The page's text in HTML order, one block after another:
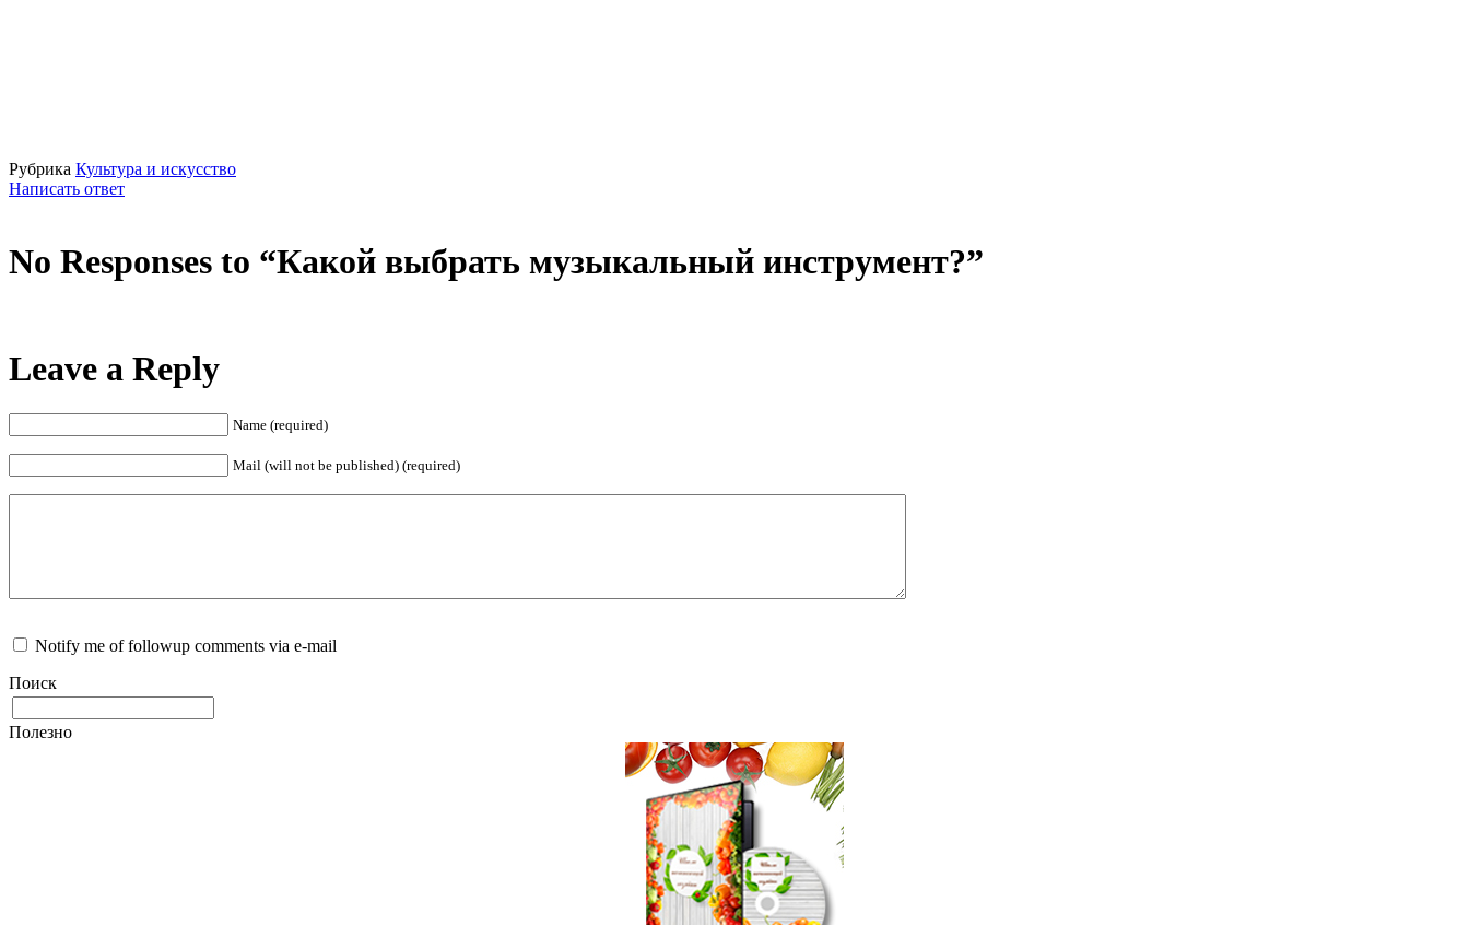
Рубрика Культура и искусство
Написать ответ
No Responses to “Какой выбрать музыкальный инструмент?”
Leave a Reply
Name (required)
Mail (will not be published) (required)
Notify me of followup comments via e-mail
Поиск
Полезно